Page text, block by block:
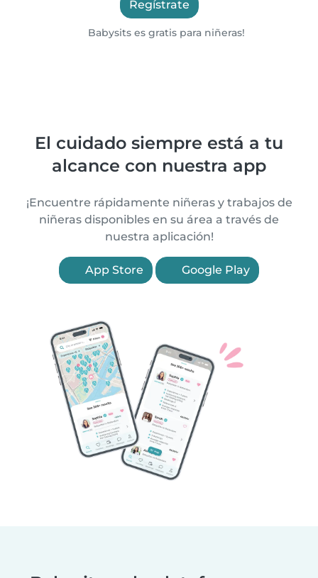
Regístrate
Babysits es gratis para niñeras!
El cuidado siempre está a tu
alcance con nuestra app
¡Encuentre rápidamente niñeras y trabajos de
niñeras disponibles en su área a través de
nuestra aplicación!
App Store Google Play